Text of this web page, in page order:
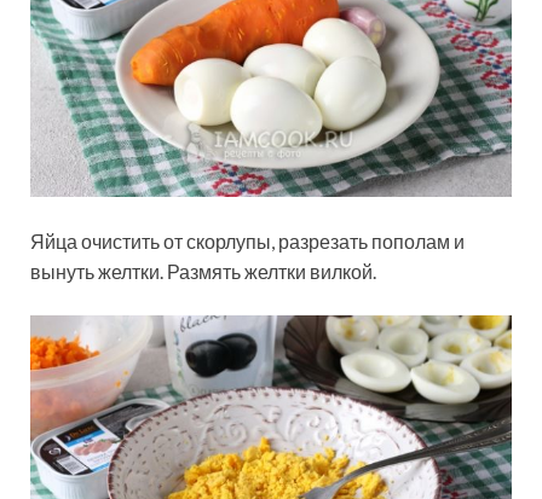
Яйца очистить от скорлупы, разрезать пополам и
вынуть желтки. Размять желтки вилкой.